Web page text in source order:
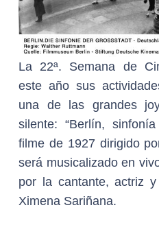
La 22ª. Semana de
este año sus
una de las grandes
silente: “Berlín,
filme de 1927 dirigido
será musicalizado en
por la cantante, actriz
Ximena Sariñana.